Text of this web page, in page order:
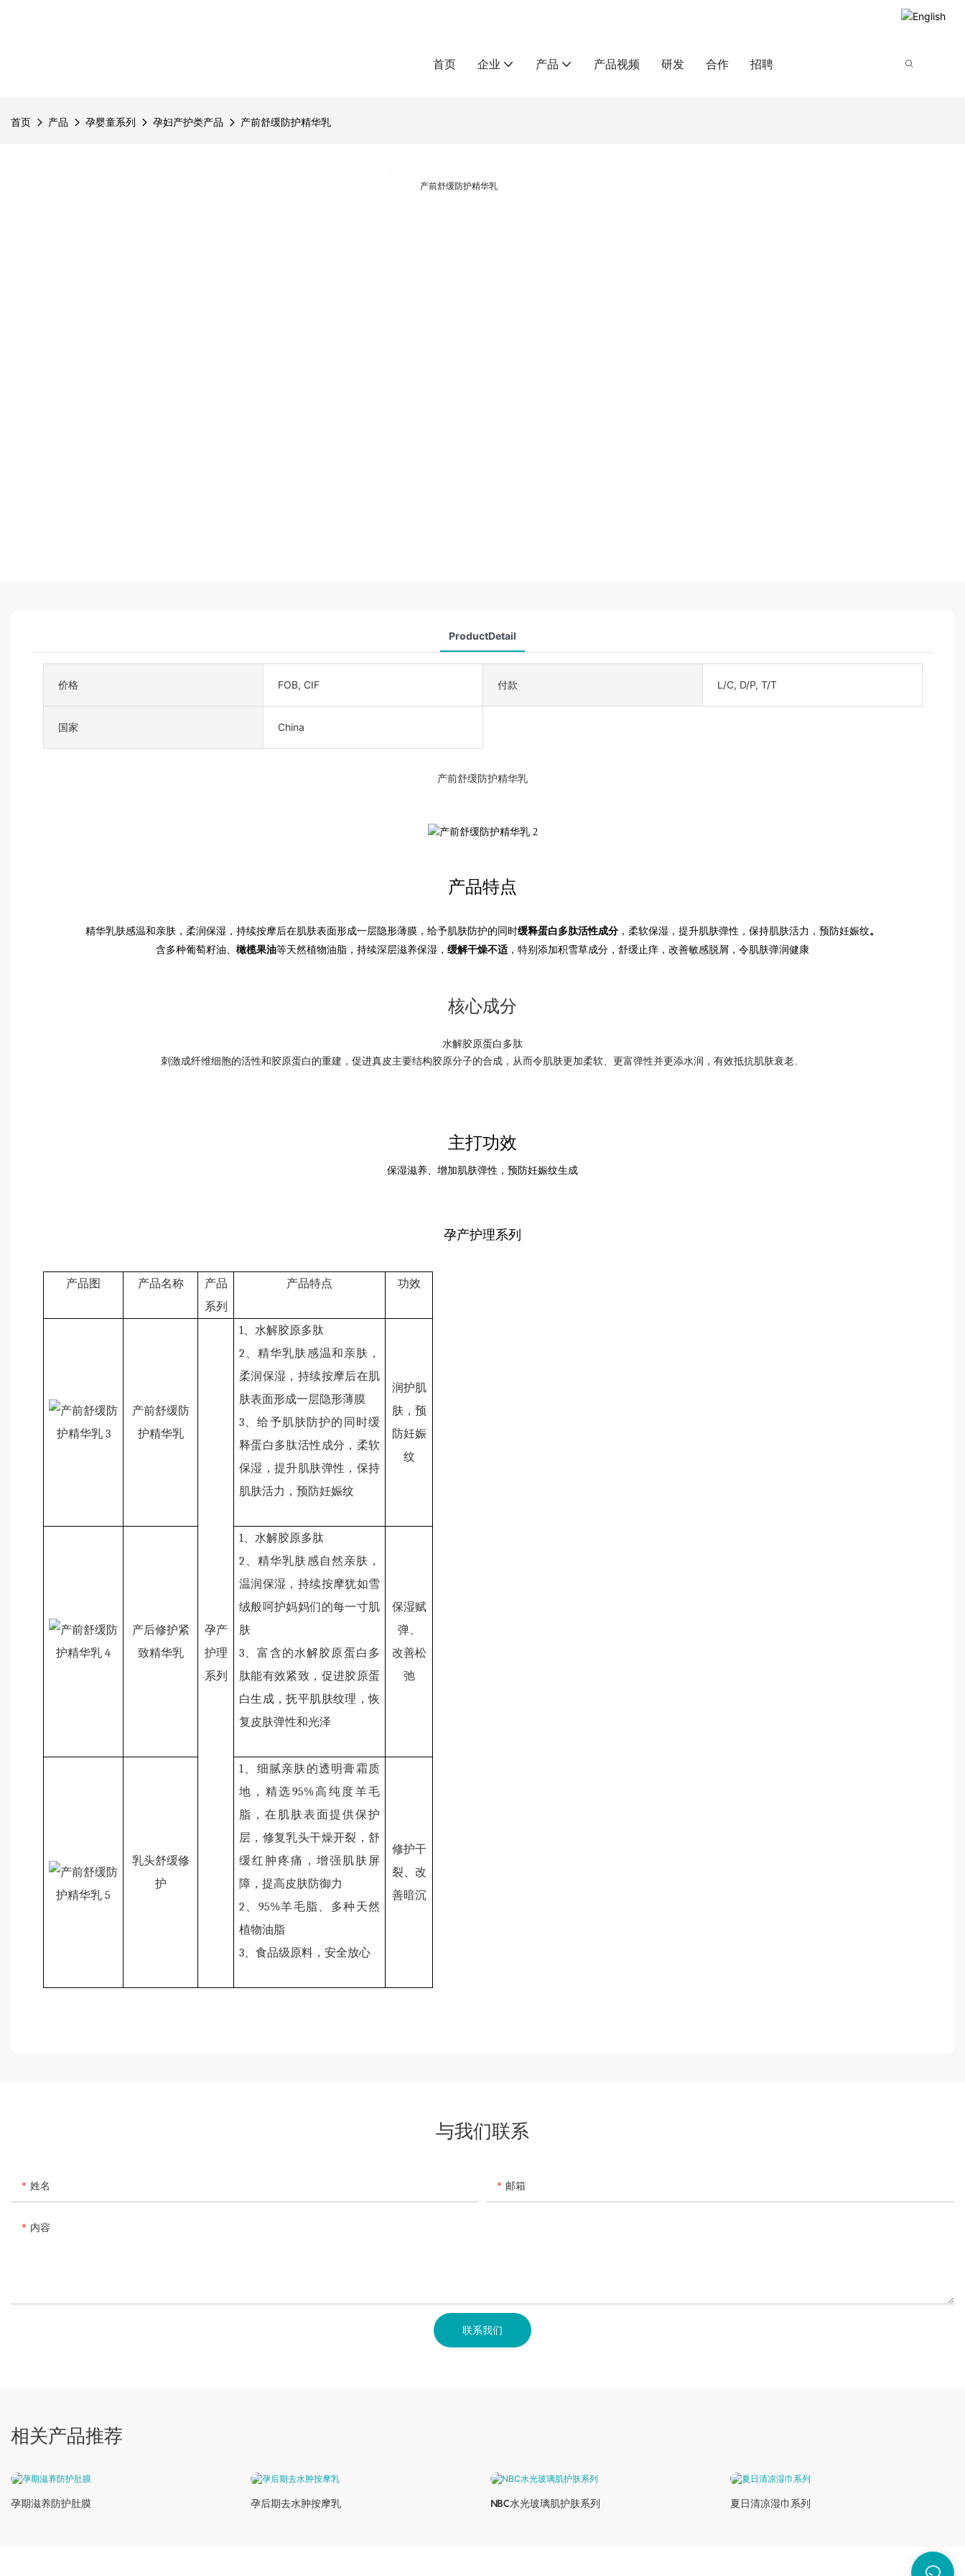
首页 企业 产品 产品视频 研发 合作 招聘
首页 产品 孕婴童系列 孕妇产护类产品 产前舒缓防护精华乳
产前舒缓防护精华乳
ProductDetail
价格 FOB, CIF 付款 L/C, D/P, T/T
国家 China
产前舒缓防护精华乳
产品特点
精华乳肤感温和亲肤，柔润保湿，持续按摩后在肌肤表面形成一层隐形薄膜，给予肌肤防护的同时缓释蛋白多肽活性成分 ，柔软保湿，提升肌肤弹性，保持肌肤活力，预防妊娠纹。
含多种葡萄籽油、 橄榄果油等天然植物油脂，持续深层滋养保湿， 缓解干燥不适 ，特别添加积雪草成分，舒缓止痒，改善敏感脱屑，令肌肤弹润健康
核心成分
水解胶原蛋白多肽
刺激成纤维细胞的活性和胶原蛋白的重建，促进真皮主要结构胶原分子的合成，从而令肌肤更加柔软、更富弹性并更添水润，有效抵抗肌肤衰老。
主打功效
保湿滋养、增加肌肤弹性，预防妊娠纹生成
孕产护理系列
产品图 产品名称
产品
系列
产品特点 功效
产前舒缓防
护精华乳
孕产
护理
系列
1 、水解胶原多肽
2 、精华乳肤感温和亲肤，
柔润保湿，持续按摩后在肌
肤表面形成一层隐形薄膜
3 、给予肌肤防护的同时缓
释蛋白多肽活性成分，柔软
保湿，提升肌肤弹性，保持
肌肤活力，预防妊娠纹
润护肌
肤，预
防妊娠
纹
产后修护紧
致精华乳
1 、水解胶原多肽
2 、精华乳肤感自然亲肤，
温润保湿，持续按摩犹如雪
绒般呵护妈妈们的每一寸肌
肤
3 、富含的水解胶原蛋白多
肽能有效紧致，促进胶原蛋
白生成，抚平肌肤纹理，恢
复皮肤弹性和光泽
保湿赋
弹、
改善松
弛
乳头舒缓修
护
1 、细腻亲肤的透明膏霜质
地，精选95%高纯度羊毛
脂 ，在肌肤表面提供保护
层，修复乳头干燥开裂，舒
缓红肿疼痛，增强肌肤屏
障，提高皮肤防御力
2 95%羊毛脂、多种天然
植物油脂
3 、食品级原料，安全放心
修护干
裂、改
善暗沉
与我们联系
姓名 邮箱
内容
联系我们
相关产品推荐
孕期滋养防护肚膜 孕后期去水肿按摩乳 NBC水光玻璃肌护肤系列 夏日清凉湿巾系列